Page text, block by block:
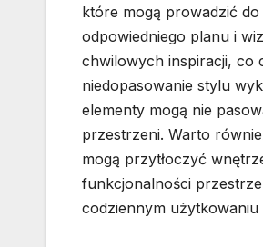
które mogą prowadzić
odpowiedniego planu i
chwilowych inspiracji, co
niedopasowanie stylu
elementy mogą nie
przestrzeni. Warto
mogą przytłoczyć
funkcjonalności
codziennym użytkowaniu